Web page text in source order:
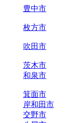
豊中市
枚方市
吹田市
茨木市
和泉市
箕面市
岸和田市
交野市